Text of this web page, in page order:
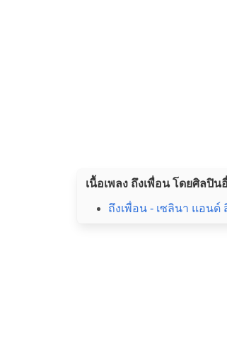
เนื้อเพลง ถึงเพื่อน โดยศิลปิน
ถึงเพื่อน - เซลินา แอนด์